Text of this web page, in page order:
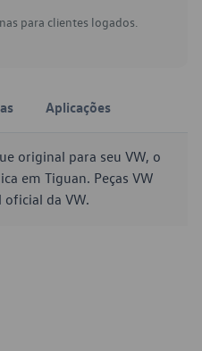
para clientes logados.
Aplicações
original para seu VW, o
em Tiguan. Peças VW
da VW.